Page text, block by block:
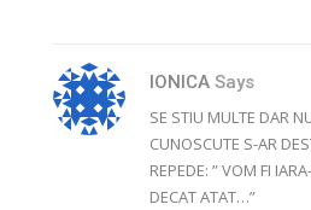
IONICASays
SE STIU MULTE DAR
CUNOSCUTE S-AR
REPEDE: ” VOM FI
DECAT ATAT…”